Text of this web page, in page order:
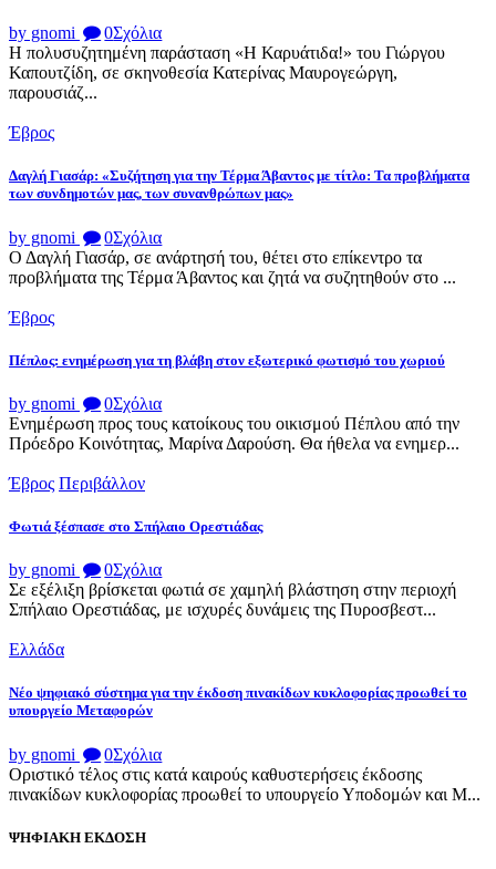
by gnomi 0Σχόλια
Η πολυσυζητημένη παράσταση «Η Καρυάτιδα!» του Γιώργου
Καπουτζίδη, σε σκηνοθεσία Κατερίνας Μαυρογεώργη,
παρουσιάζ...
Έβρος
Δαγλή Γιασάρ: «Συζήτηση για την Τέρμα Άβαντος με τίτλο: Τα προβλήματα
των συνδημοτών μας, των συνανθρώπων μας»
by gnomi 0Σχόλια
Ο Δαγλή Γιασάρ, σε ανάρτησή του, θέτει στο επίκεντρο τα
προβλήματα της Τέρμα Άβαντος και ζητά να συζητηθούν στο ...
Έβρος
Πέπλος: ενημέρωση για τη βλάβη στον εξωτερικό φωτισμό του χωριού
by gnomi 0Σχόλια
Ενημέρωση προς τους κατοίκους του οικισμού Πέπλου από την
Πρόεδρο Κοινότητας, Μαρίνα Δαρούση. Θα ήθελα να ενημερ...
Έβρος Περιβάλλον
Φωτιά ξέσπασε στο Σπήλαιο Ορεστιάδας
by gnomi 0Σχόλια
Σε εξέλιξη βρίσκεται φωτιά σε χαμηλή βλάστηση στην περιοχή
Σπήλαιο Ορεστιάδας, με ισχυρές δυνάμεις της Πυροσβεστ...
Ελλάδα
Νέο ψηφιακό σύστημα για την έκδοση πινακίδων κυκλοφορίας προωθεί το
υπουργείο Μεταφορών
by gnomi 0Σχόλια
Οριστικό τέλος στις κατά καιρούς καθυστερήσεις έκδοσης
πινακίδων κυκλοφορίας προωθεί το υπουργείο Υποδομών και Μ...
ΨΗΦΙΑΚΗ ΕΚΔΟΣΗ